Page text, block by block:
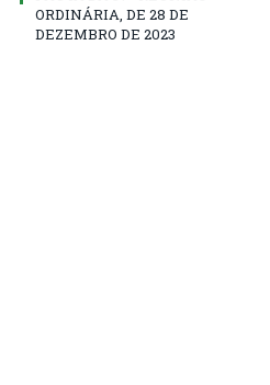
ORDINÁRIA, DE 28 DE
DEZEMBRO DE 2023